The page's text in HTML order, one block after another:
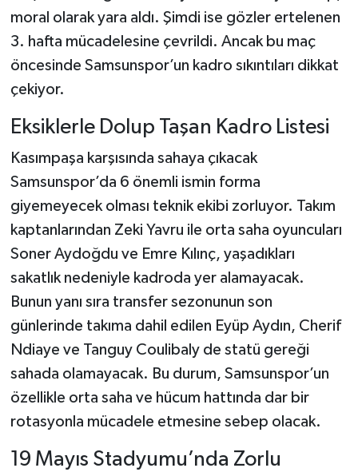
moral olarak yara aldı. Şimdi ise gözler ertelenen
3. hafta mücadelesine çevrildi. Ancak bu maç
öncesinde Samsunspor’un kadro sıkıntıları dikkat
çekiyor.
Eksiklerle Dolup Taşan Kadro Listesi
Kasımpaşa karşısında sahaya çıkacak
Samsunspor’da 6 önemli ismin forma
giyemeyecek olması teknik ekibi zorluyor. Takım
kaptanlarından Zeki Yavru ile orta saha oyuncuları
Soner Aydoğdu ve Emre Kılınç, yaşadıkları
sakatlık nedeniyle kadroda yer alamayacak.
Bunun yanı sıra transfer sezonunun son
günlerinde takıma dahil edilen Eyüp Aydın, Cherif
Ndiaye ve Tanguy Coulibaly de statü gereği
sahada olamayacak. Bu durum, Samsunspor’un
özellikle orta saha ve hücum hattında dar bir
rotasyonla mücadele etmesine sebep olacak.
19 Mayıs Stadyumu’nda Zorlu